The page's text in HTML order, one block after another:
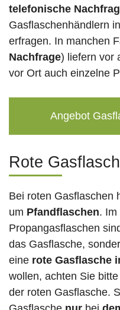
telefonische
Gasflaschenhändlern
erfragen. In manchen
Nachfrage) liefern vor
vor Ort auch einzelne
Angebot
Rote
Bei roten Gasflaschen
um Pfandflaschen. Im
Propangasflaschen
das Gasflasche,
eine rote Gasflasche
wollen, achten Sie
der roten Gasflasche.